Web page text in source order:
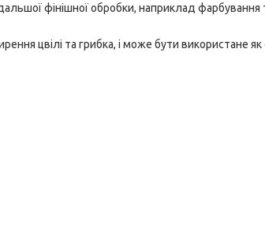
фінішної обробки, наприклад фарбування
цвілі та грибка, і може бути використане